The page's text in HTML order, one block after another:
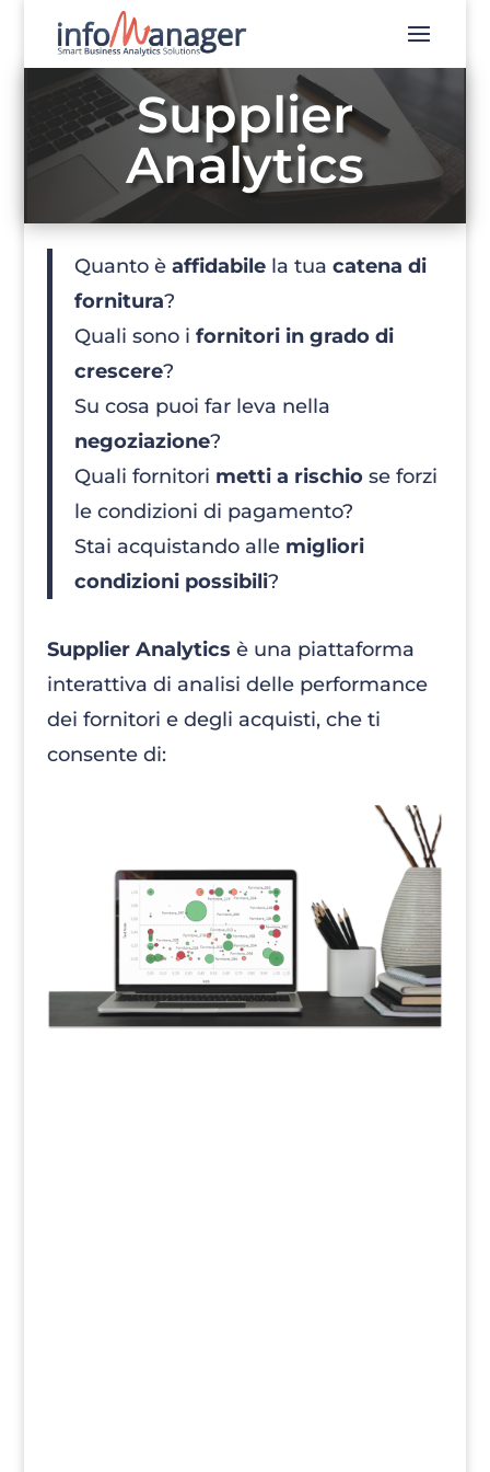
Supplier
Analytics
Quanto è affidabilela tua catena di
fornitura?
Quali sono i fornitori in grado di
crescere?
Su cosa puoi far leva nella
negoziazione?
Quali fornitori metti a rischiose forzi
le condizioni di pagamento?
Stai acquistando alle migliori
condizioni possibili?
Supplier Analytics è una piattaforma
interattiva di analisi delle performance
dei fornitori e degli acquisti, che ti
consente di: